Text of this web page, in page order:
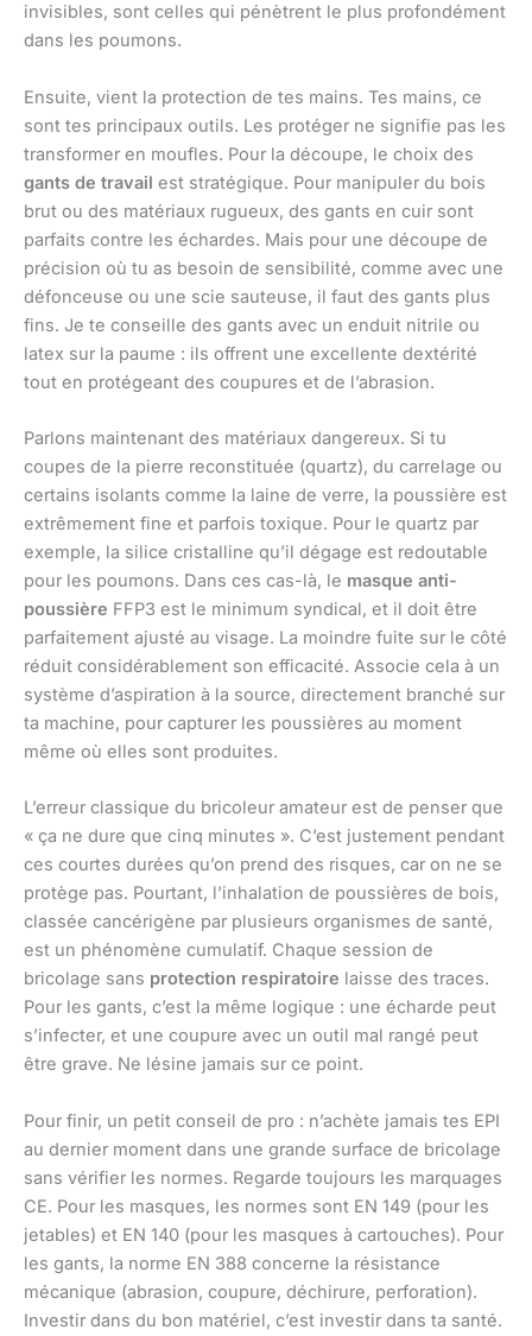
invisibles, sont celles qui pénètrent le plus profondément
dans les poumons.
Ensuite, vient la protection de tes mains. Tes mains, ce
sont tes principaux outils. Les protéger ne signifie pas les
transformer en moufles. Pour la découpe, le choix des
gants de travail est stratégique. Pour manipuler du bois
brut ou des matériaux rugueux, des gants en cuir sont
parfaits contre les échardes. Mais pour une découpe de
précision où tu as besoin de sensibilité, comme avec une
défonceuse ou une scie sauteuse, il faut des gants plus
fins. Je te conseille des gants avec un enduit nitrile ou
latex sur la paume : ils offrent une excellente dextérité
tout en protégeant des coupures et de l’abrasion.
Parlons maintenant des matériaux dangereux. Si tu
coupes de la pierre reconstituée (quartz), du carrelage ou
certains isolants comme la laine de verre, la poussière est
extrêmement fine et parfois toxique. Pour le quartz par
exemple, la silice cristalline qu’il dégage est redoutable
pour les poumons. Dans ces cas-là, le masque anti-
poussière FFP3 est le minimum syndical, et il doit être
parfaitement ajusté au visage. La moindre fuite sur le côté
réduit considérablement son efficacité. Associe cela à un
système d’aspiration à la source, directement branché sur
ta machine, pour capturer les poussières au moment
même où elles sont produites.
L’erreur classique du bricoleur amateur est de penser que
« ça ne dure que cinq minutes ». C’est justement pendant
ces courtes durées qu’on prend des risques, car on ne se
protège pas. Pourtant, l’inhalation de poussières de bois,
classée cancérigène par plusieurs organismes de santé,
est un phénomène cumulatif. Chaque session de
bricolage sans protection respiratoire laisse des traces.
Pour les gants, c’est la même logique : une écharde peut
s’infecter, et une coupure avec un outil mal rangé peut
être grave. Ne lésine jamais sur ce point.
Pour finir, un petit conseil de pro : n’achète jamais tes EPI
au dernier moment dans une grande surface de bricolage
sans vérifier les normes. Regarde toujours les marquages
CE. Pour les masques, les normes sont EN 149 (pour les
jetables) et EN 140 (pour les masques à cartouches). Pour
les gants, la norme EN 388 concerne la résistance
mécanique (abrasion, coupure, déchirure, perforation).
Investir dans du bon matériel, c’est investir dans ta santé.